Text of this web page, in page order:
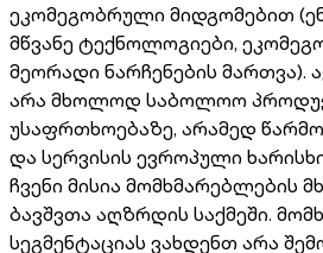
ეკომეგობრული მიდგომებით
მწვანე ტექნოლოგიები,
მეორადი ნარჩენების მართვა).
არა მხოლოდ საბოლოო
უსაფრთხოებაზე, არამედ
და სერვისის ევროპული
ჩვენი მისია მომხმარებლების
ბავშვთა აღზრდის საქმეში.
სეგმენტაციას ვახდენთ არა